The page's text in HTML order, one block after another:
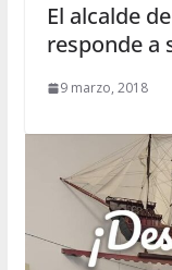
El alcalde
responde a
9 marzo, 2018